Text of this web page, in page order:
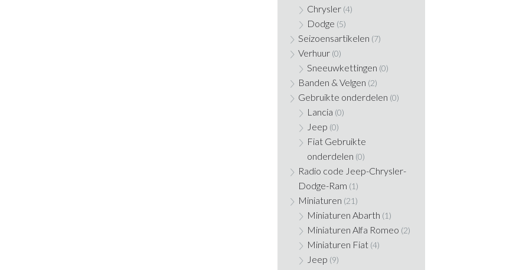
Chrysler (4)
Dodge (5)
Seizoensartikelen (7)
Verhuur (0)
Sneeuwkettingen (0)
Banden & Velgen (2)
Gebruikte onderdelen (0)
Lancia (0)
Jeep (0)
Fiat Gebruikte
onderdelen (0)
Radio code Jeep-Chrysler-
Dodge-Ram (1)
Miniaturen (21)
Miniaturen Abarth (1)
Miniaturen Alfa Romeo (2)
Miniaturen Fiat (4)
Jeep (9)